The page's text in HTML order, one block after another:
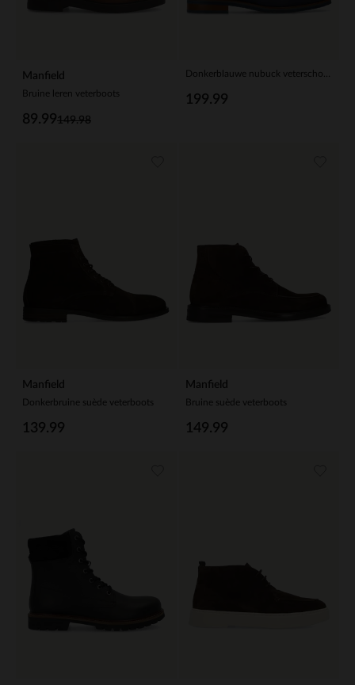
Manfield
Bruine leren veterboots
149.98
89.99
199.99
Manfield
Donkerbruine suède veterboots
139.99
Manfield
Bruine suède veterboots
149.99